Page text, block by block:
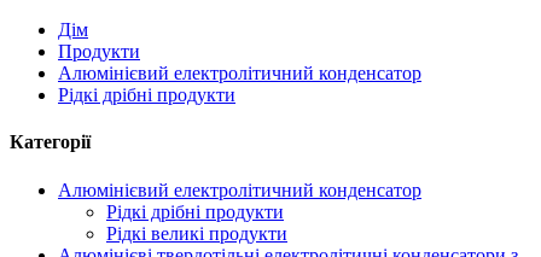
Дім
Продукти
Алюмінієвий електролітичний конденсатор
Рідкі дрібні продукти
Категорії
Алюмінієвий електролітичний конденсатор
Рідкі дрібні продукти
Рідкі великі продукти